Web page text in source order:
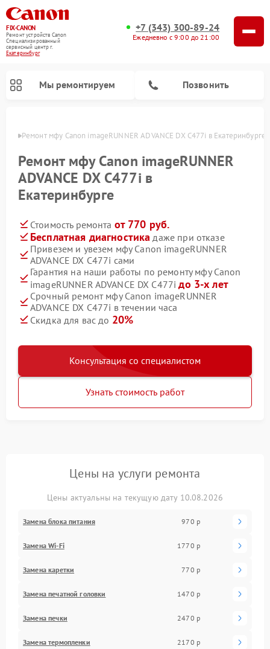
FIX-CANON
Ремонт устройств Canon
Специализированный
cервисный центр г.
Екатеринбург
+7 (343) 300-89-24
Ежедневно с 9:00 до 21:00
Мы ремонтируем Позвонить
Ремонт мфу Canon imageRUNNER ADVANCE DX C477i в Екатеринбурге
Ремонт мфу Canon imageRUNNER
ADVANCE DX C477i в
Екатеринбурге
Стоимость ремонта от 770 руб.
Бесплатная диагностика даже при отказе
Привезем и увезем мфу Canon imageRUNNER
ADVANCE DX C477i сами
Гарантия на наши работы по ремонту мфу Canon
imageRUNNER ADVANCE DX C477iдо 3-х лет
Срочный ремонт мфу Canon imageRUNNER
ADVANCE DX C477i в течении часа
Скидка для вас до 20%
Консультация со специалистом
Узнать стоимость работ
Цены на услуги ремонта
Цены актуальны на текущую дату 10.08.2026
Замена блока питания 970 р
Замена Wi-Fi 1770 р
Замена каретки 770 р
Замена печатной головки 1470 р
Замена печки 2470 р
Замена термопленки 2170 р